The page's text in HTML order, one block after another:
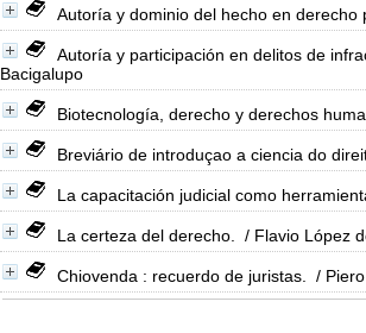
Autoría y dominio del hecho en derecho
Autoría y participación en delitos de
Bacigalupo
Biotecnología, derecho y derechos
Breviário de introduçao a ciencia do
La capacitación judicial como
La certeza del derecho. / Flavio López
Chiovenda : recuerdo de juristas. /